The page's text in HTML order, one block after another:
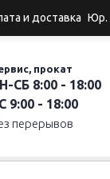
и доставка Юр.
прокат
СБ 8:00 - 18:00
9:00 - 18:00
перерывов